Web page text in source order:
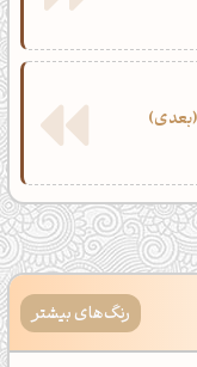
بعدی
رنگ‌های بیشتر